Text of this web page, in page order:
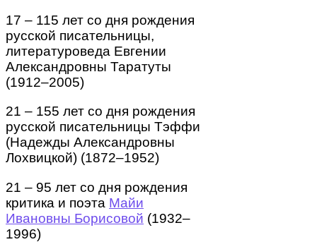
17 – 115 лет со дня рождения
русской писательницы,
литературоведа Евгении
Александровны Таратуты
(1912–2005)
21 – 155 лет со дня рождения
русской писательницы Тэффи
(Надежды Александровны
Лохвицкой) (1872–1952)
21 – 95 лет со дня рождения
критика и поэта Майи
Ивановны Борисовой (1932–
1996)